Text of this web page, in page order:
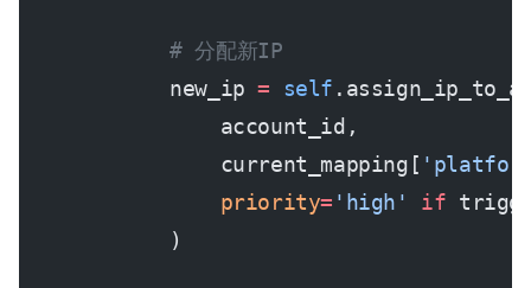
            # 分配新IP
            new_ip
= self
                account_id,
                current_mapping[
                priority
= 'high' if
            )